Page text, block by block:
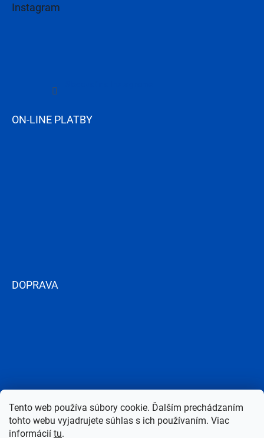
Tento web používa súbory cookie. Ďalším prechádzaním
tohto webu vyjadrujete súhlas s ich používaním. Viac
informácií tu.
Instagram
ON-LINE PLATBY
DOPRAVA